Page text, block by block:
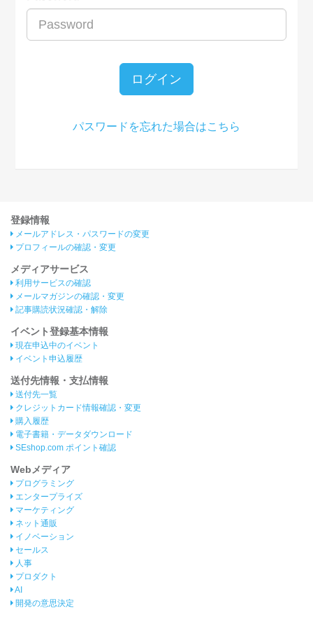
ログイン
パスワードを忘れた場合はこちら
登録情報
メールアドレス・パスワードの変更
プロフィールの確認・変更
メディアサービス
利用サービスの確認
メールマガジンの確認・変更
記事購読状況確認・解除
イベント登録基本情報
現在申込中のイベント
イベント申込履歴
送付先情報・支払情報
送付先一覧
クレジットカード情報確認・変更
購入履歴
電子書籍・データダウンロード
SEshop.com ポイント確認
Webメディア
プログラミング
エンタープライズ
マーケティング
ネット通販
イノベーション
セールス
人事
プロダクト
AI
開発の意思決定